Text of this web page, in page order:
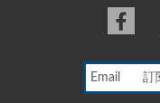
Email